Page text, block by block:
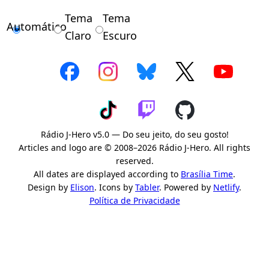
Automático
Tema
Claro
Tema
Escuro
Rádio J-Hero v5.0 — Do seu jeito, do seu gosto!
Articles and logo are © 2008–2026 Rádio J-Hero. All rights
reserved.
All dates are displayed according to Brasília Time.
Design by Elison. Icons by Tabler. Powered by Netlify.
Política de Privacidade